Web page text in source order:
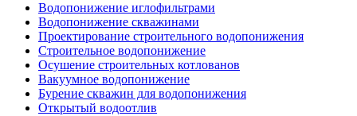
Водопонижение иглофильтрами
Водопонижение скважинами
Проектирование строительного водопонижения
Строительное водопонижение
Осушение строительных котлованов
Вакуумное водопонижение
Бурение скважин для водопонижения
Открытый водоотлив